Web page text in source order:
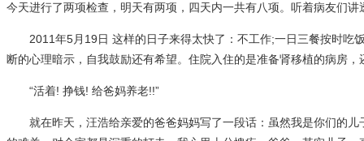
今天进行了两项检查，明天有两项，四天内一共有八项。听着病友们
2011年5月19日 这样的日子来得太快了：不工作;一日三餐按时吃
断的心理暗示，自我鼓励还有希望。住院入住的是准备肾移植的病房
“活着! 挣钱! 给爸妈养老!!”
就在昨天，汪浩给亲爱的爸爸妈妈写了一段话：虽然我是你们的儿